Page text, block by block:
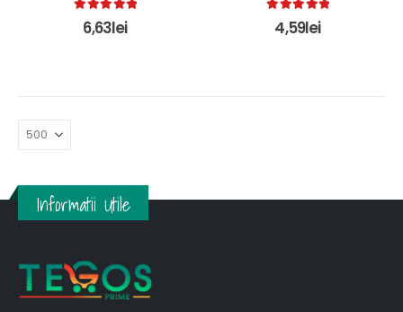
5.00 out of 5
6,63lei 5.00 out of 5
4,59lei
Informatii Utile